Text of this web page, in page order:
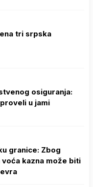
tri srpska
osiguranja:
u jami
granice: Zbog
kazna može biti